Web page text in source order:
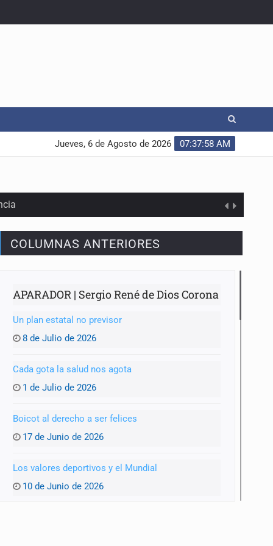
07:37:59 AM
Jueves, 6 de Agosto de 2026
COLUMNAS ANTERIORES
APARADOR | Sergio René de Dios Corona
Un plan estatal no previsor
8 de Julio de 2026
Cada gota la salud nos agota
1 de Julio de 2026
Boicot al derecho a ser felices
17 de Junio de 2026
Los valores deportivos y el Mundial
10 de Junio de 2026